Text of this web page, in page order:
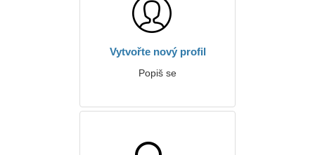
Vytvořte nový profil
Popiš se